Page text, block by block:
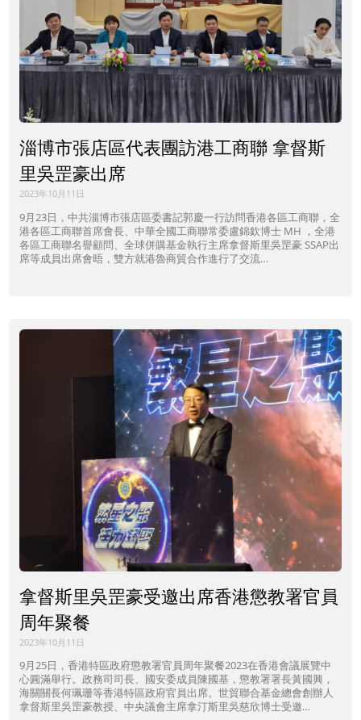
淄博市張店區代表團訪港工商聯 拿督斯
里吳罡豪出席
2023年10月11日
9月23日，中共淄博市張店區委書記郭慶一行訪問香港各區工商聯，全
港各區工商聯首席會長、中華全國工商聯常委盧錦欽博士 MH ，全港
各區工商聯名譽顧問、全球併購基金執行主席拿督斯里吳罡豪 SSAP出
席等成員出席會晤，雙方就港魯商貿合作進行了交流…
拿督斯里吳罡豪受邀出席香港懲教署官員
周年聚餐
2023年10月11日
9月25日，香港特區政府懲教署官員周年聚餐2023在香港會議展覽中
心圓滿舉行。政務司司長、國安委成員陳國基，懲教署署長黃國興，
海關關長何珮珊等香港特區政府官員出席。世貿聯合基金總會創辦人
拿督斯里吳罡豪教授、中央議會主席拿汀斯里吳慈欣博士受邀…